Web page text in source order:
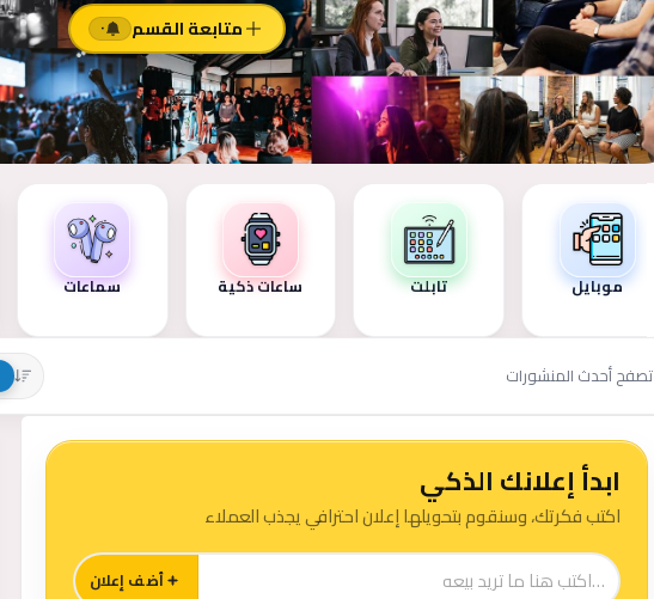
متابعة القسم ٠
فئات القسم
موبايل تابلت ساعات ذكية سماعات
تصفح أحدث المنشورات
ابدأ إعلانك الذكي
اكتب فكرتك، وسنقوم بتحويلها إعلان احترافي يجذب العملاء
أضف إعلان